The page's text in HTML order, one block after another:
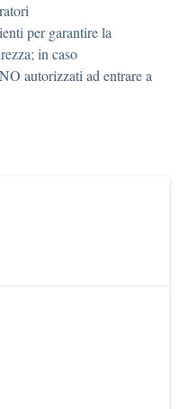
per garantire la
in caso
autorizzati ad entrare a